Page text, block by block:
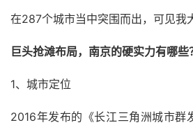
在287个城市当中突围而出，可见我
巨头抢滩布局，南京的硬实力有哪些
1、城市定位
2016年发布的《长江三角洲城市群